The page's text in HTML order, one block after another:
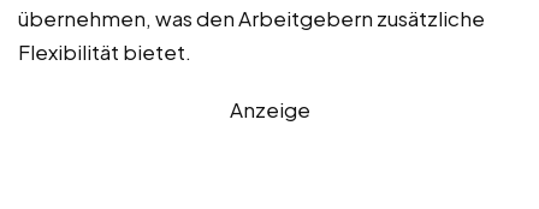
übernehmen, was den Arbeitgebern zusätzliche
Flexibilität bietet.
Anzeige